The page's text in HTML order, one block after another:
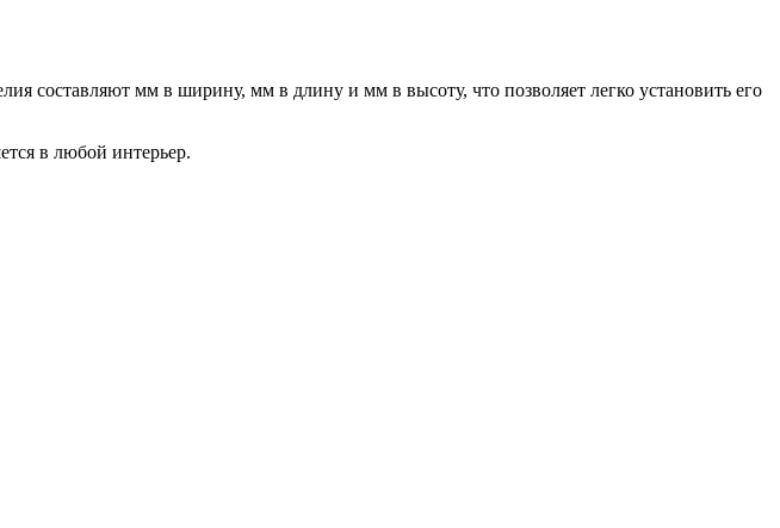
составляют мм в ширину, мм в длину и мм в высоту, что позволяет легко установить его
в любой интерьер.